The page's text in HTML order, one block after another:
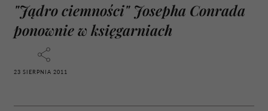
"Jądro ciemności" Josepha Conrada
ponownie w księgarniach
23 SIERPNIA 2011